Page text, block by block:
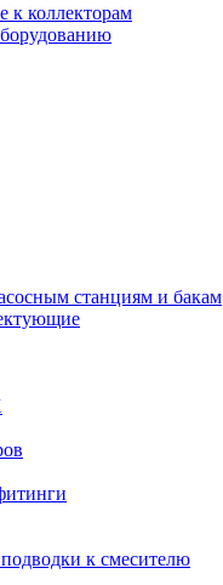
к коллекторам
станциям и бакам
к смесителю